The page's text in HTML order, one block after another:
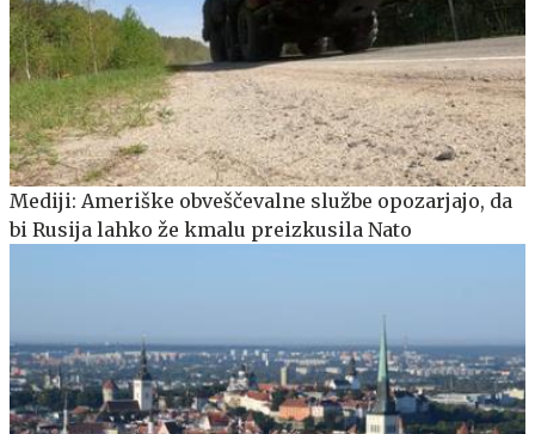
Mediji: Ameriške obveščevalne službe opozarjajo, da
bi Rusija lahko že kmalu preizkusila Nato